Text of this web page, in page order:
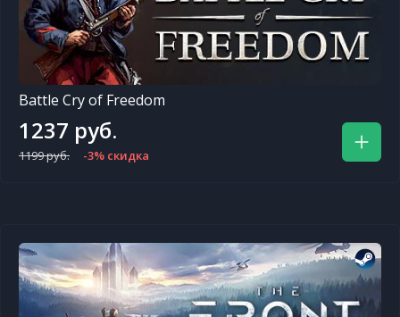
Battle Cry of Freedom
1237 руб.
1199 руб. -3% скидка